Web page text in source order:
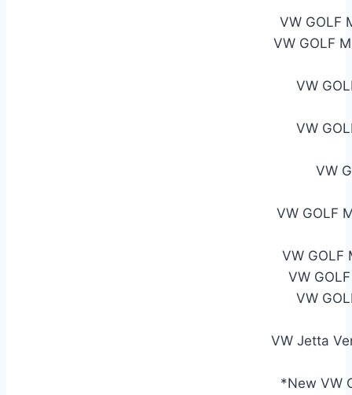
VW GOLF
VW GOLF
VW
VW
VW
VW GOLF
VW GOLF
VW
VW
VW Jetta
*New VW